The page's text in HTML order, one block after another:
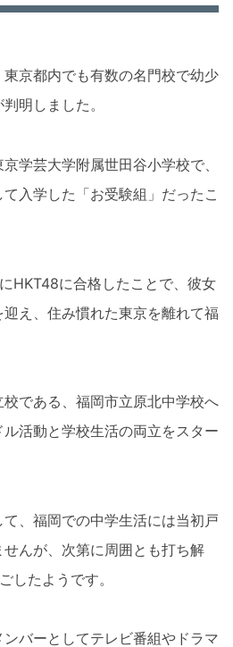
京都内でも有数の名門校で幼少
明しました。
学芸大学附属世田谷小学校で、
入学した「お受験組」だったこ
HKT48に合格したことで、彼女
え、住み慣れた東京を離れて福
である、福岡市立原北中学校へ
活動と学校生活の両立をスター
、福岡での中学生活には当初戸
んが、次第に周囲とも打ち解
したようです。
バーとしてテレビ番組やドラマ